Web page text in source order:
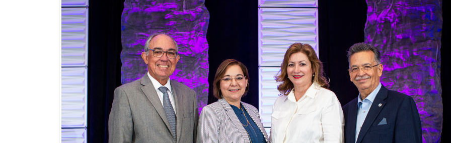
La deshidratación puede
prevenirse en los pacientes
oncológicos
August 1, 2026
El Acompañamiento es
vitales en los sobrevivientes
July 10, 2026
La nueva normalidad de un
sobreviviente de cáncer
June 25, 2026
Tanatología: Más allá del
cáncer
April 30, 2026
Preguntas claves para
prepararte antes de recibir
tu tratamiento oncológico
April 30, 2026
Hora de prepararse para ser
un cuidador oncológico
March 19, 2026
La
prevenirse en los
oncológicos
August 1, 2026
El
vitales en los
July 10, 2026
La nueva
sobreviviente de
June 25, 2026